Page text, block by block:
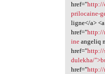
href="http://
prilocaine-
ligne</a> <a
href="http://
ineangeliq
href="http://
dulekha/
href="http://